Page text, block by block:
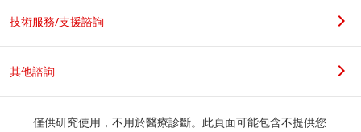
技術服務/支援諮詢
其他諮詢
僅供研究使用，不用於醫療診斷。此頁面可能包含不提供您